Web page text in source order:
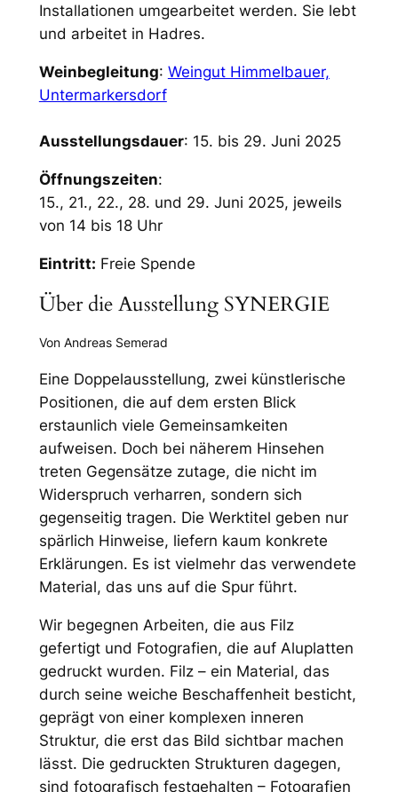
Installationen umgearbeitet werden. Sie lebt
und arbeitet in Hadres.
Weinbegleitung: Weingut Himmelbauer,
Untermarkersdorf
Ausstellungsdauer: 15. bis 29. Juni 2025
Öffnungszeiten:
15., 21., 22., 28. und 29. Juni 2025, jeweils
von 14 bis 18 Uhr
Eintritt: Freie Spende
Über die Ausstellung SYNERGIE
Von Andreas Semerad
Eine Doppelausstellung, zwei künstlerische
Positionen, die auf dem ersten Blick
erstaunlich viele Gemeinsamkeiten
aufweisen. Doch bei näherem Hinsehen
treten Gegensätze zutage, die nicht im
Widerspruch verharren, sondern sich
gegenseitig tragen. Die Werktitel geben nur
spärlich Hinweise, liefern kaum konkrete
Erklärungen. Es ist vielmehr das verwendete
Material, das uns auf die Spur führt.
Wir begegnen Arbeiten, die aus Filz
gefertigt und Fotografien, die auf Aluplatten
gedruckt wurden. Filz – ein Material, das
durch seine weiche Beschaffenheit besticht,
geprägt von einer komplexen inneren
Struktur, die erst das Bild sichtbar machen
lässt. Die gedruckten Strukturen dagegen,
sind fotografisch festgehalten – Fotografien